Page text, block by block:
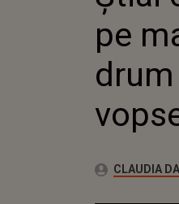
pe
Autor:CLAUDIA